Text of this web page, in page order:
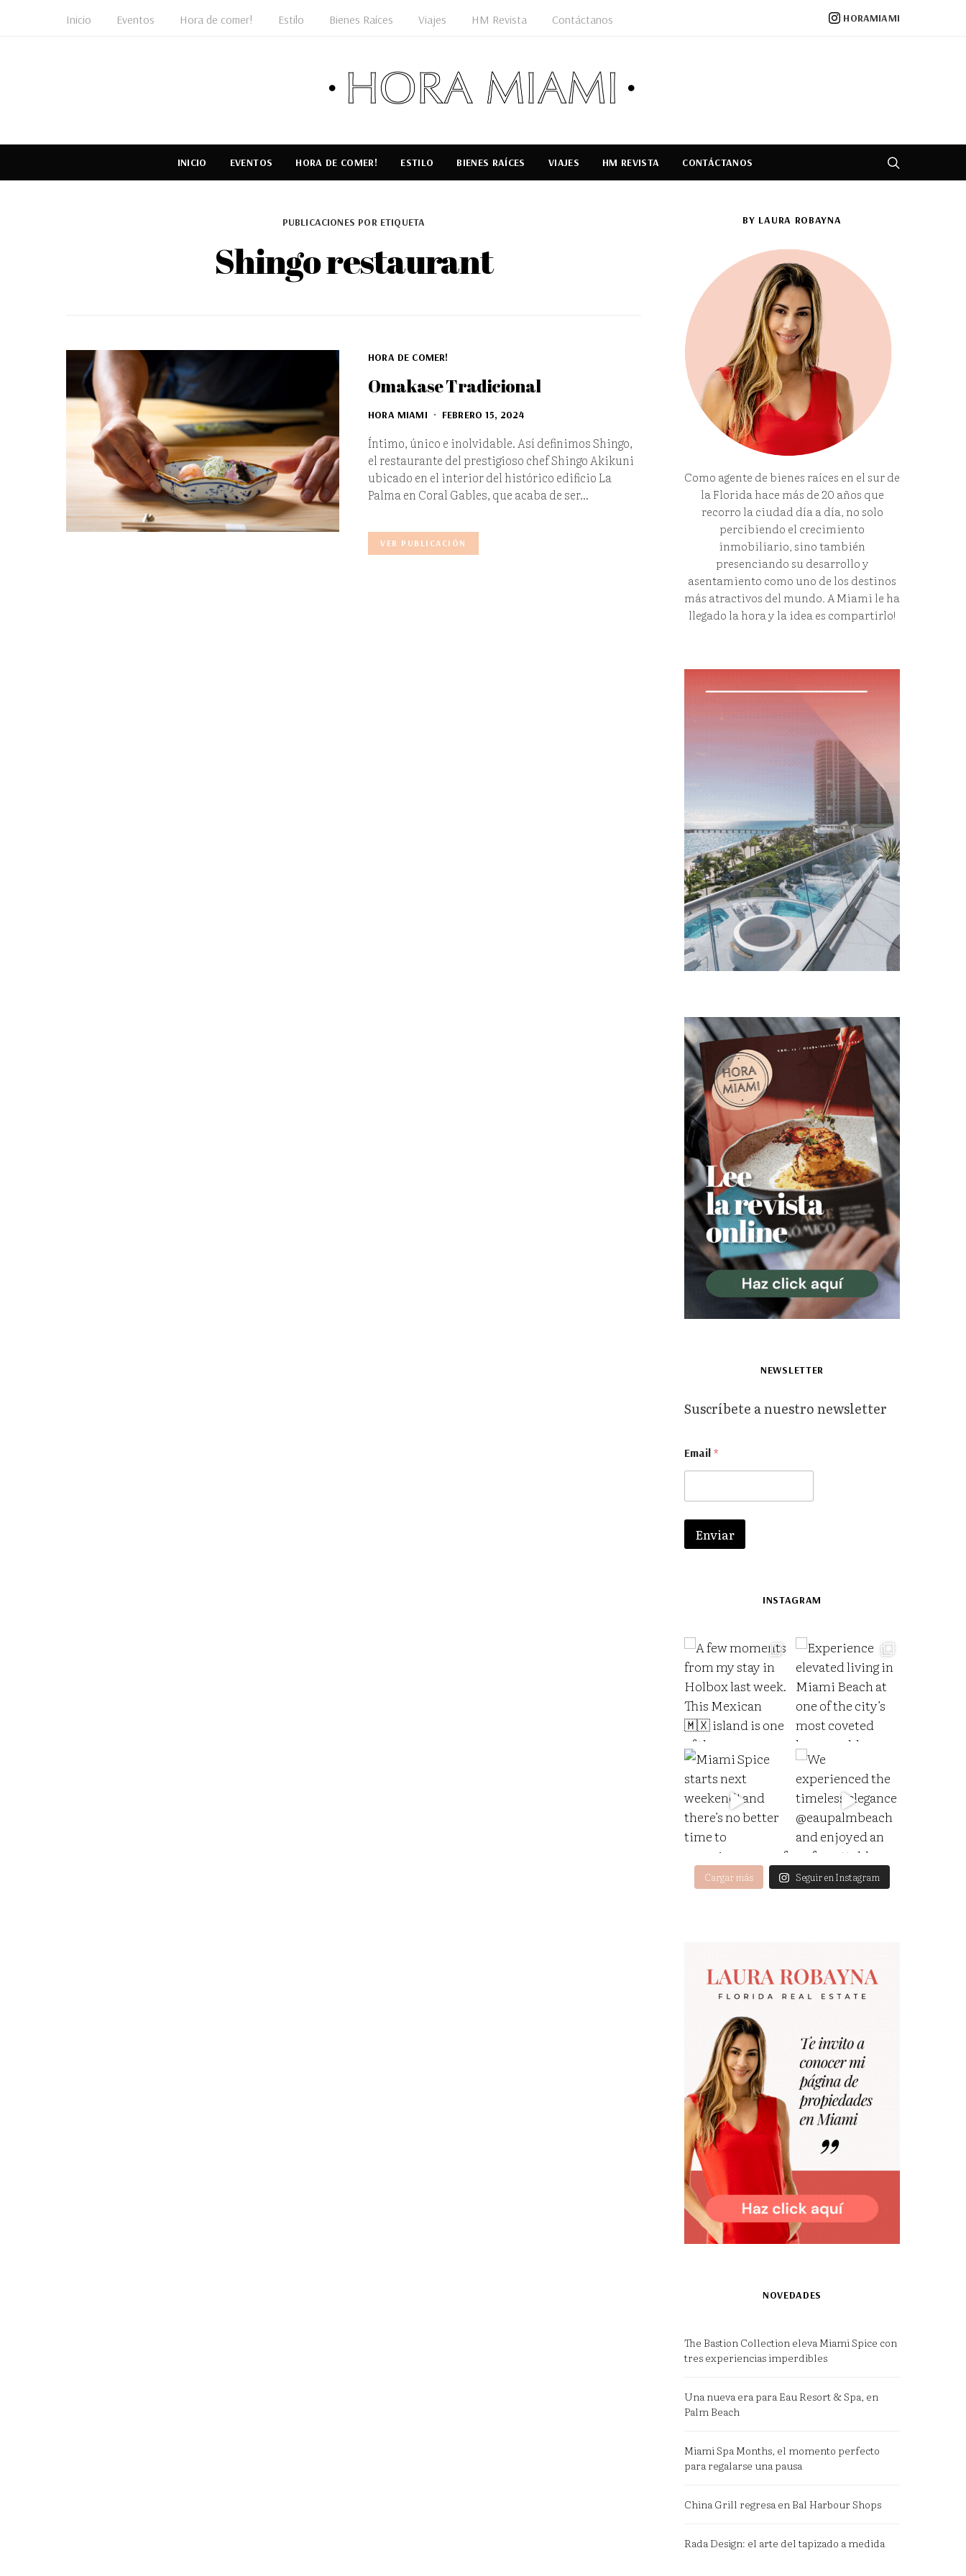
Inicio Eventos Hora de comer! Estilo Bienes Raíces Viajes HM Revista Contáctanos HORAMIAMI
INICIO EVENTOS HORA DE COMER! ESTILO BIENES RAÍCES VIAJES HM REVISTA CONTÁCTANOS
PUBLICACIONES POR ETIQUETA
Shingo restaurant
HORA DE COMER!
Omakase Tradicional
HORA MIAMI FEBRERO 15, 2024
Íntimo, único e inolvidable. Así definimos Shingo,
el restaurante del prestigioso chef Shingo Akikuni
ubicado en el interior del histórico edificio La
Palma en Coral Gables, que acaba de ser…
VER PUBLICACIÓN
BY LAURA ROBAYNA
Como agente de bienes raíces en el sur de
la Florida hace más de 20 años que
recorro la ciudad día a día, no solo
percibiendo el crecimiento
inmobiliario, sino también
presenciando su desarrollo y
asentamiento como uno de los destinos
más atractivos del mundo. A Miami le ha
llegado la hora y la idea es compartirlo!
NEWSLETTER
Suscríbete a nuestro newsletter
E
m
i
E
a
Email *
Enviar
INSTAGRAM
Cargar más Seguir en Instagram
NOVEDADES
The Bastion Collection eleva Miami Spice con
tres experiencias imperdibles
Una nueva era para Eau Resort & Spa, en
Palm Beach
Miami Spa Months, el momento perfecto
para regalarse una pausa
China Grill regresa en Bal Harbour Shops
Rada Design: el arte del tapizado a medida